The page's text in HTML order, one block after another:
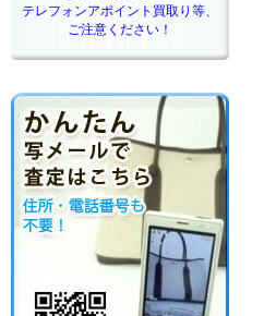
テレフォンアポイント買取り等、
ご注意ください！